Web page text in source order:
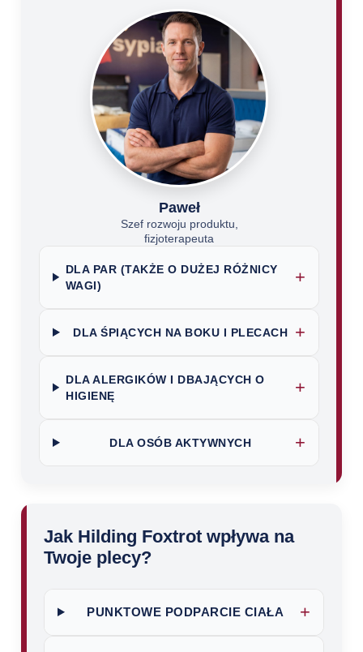
Paweł
Szef rozwoju produktu,
fizjoterapeuta
DLA PAR (TAKŻE O DUŻEJ RÓŻNICY
WAGI)
+
DLA ŚPIĄCYCH NA BOKU I PLECACH +
DLA ALERGIKÓW I DBAJĄCYCH O
HIGIENĘ
+
DLA OSÓB AKTYWNYCH +
Jak Hilding Foxtrot wpływa na
Twoje plecy?
PUNKTOWE PODPARCIE CIAŁA +